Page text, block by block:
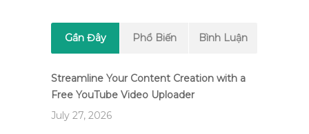
Gần Đây Phổ Biến Bình Luận
Streamline Your Content Creation with a
Free YouTube Video Uploader
July 27, 2026